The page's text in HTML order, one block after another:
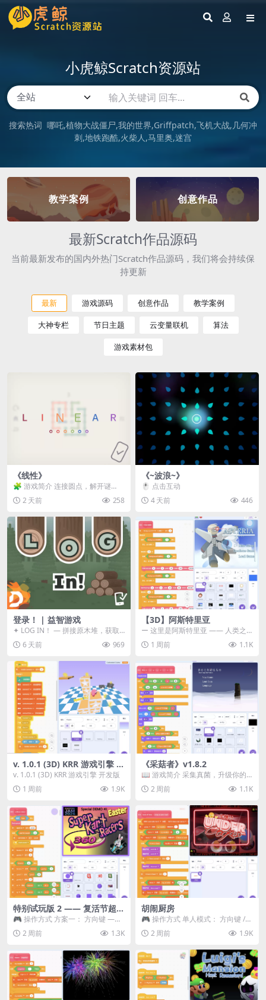
小虎鲸Scratch资源站
搜索热词 哪吒 植物大战僵尸 我的世界 Griffpatch 飞机大战 几何冲
刺 地铁跑酷 火柴人 马里奥 迷宫
教学案例 创意作品
最新Scratch作品源码
当前最新发布的国内外热门Scratch作品源码，我们将会持续保
持更新
最新 游戏源码 创意作品 教学案例
大神专栏 节日主题 云变量联机 算法
游戏素材包
《线性》
🧩 游戏简介 连接圆点，解开谜
题。 ⚠️ 重要提示 所有关卡均可通
关，请确保使用...
2 天前 258
《~波浪~》
🖱️ 点击互动
4 天前
446
登录！ | 益智游戏
✦ LOG IN！ — 拼接原木堆，获取
分数！ ᑕ☲◎ ᑕ☲◎ ᑕ☲◎ ᑕ☲◎ ...
6 天前 969
【3D】阿斯特里亚
ー 这里是阿斯特里亚 —— 人类之
罪与未来希望交汇之地 📖 游戏简
介 《阿斯特里...
1 周前 1.1K
v. 1.0.1 (3D) KRR 游戏引擎 开
发版
v. 1.0.1 (3D) KRR 游戏引擎 开发版
1 周前
1.9K
《采菇者》v1.8.2
📖 游戏简介 采集真菌，升级你的
机体，并前往未知领域探索。 这是
一款静谧的探索冒...
2 周前 1.1K
特别试玩版 2 —— 复活节超级
卡丁车赛
🎮 操作方式 方案一： 方向键 ——
移动 Z —— 跳跃 / 漂移 方案二： ...
2 周前 1.3K
胡闹厨房
🎮 操作方式 单人模式： 方向键 /
WASD —— 移动 Z / K —— 抓...
2 周前 1.9K